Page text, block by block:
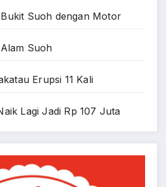
Suoh dengan Motor
Suoh
Erupsi 11 Kali
Lagi Jadi Rp 107 Juta